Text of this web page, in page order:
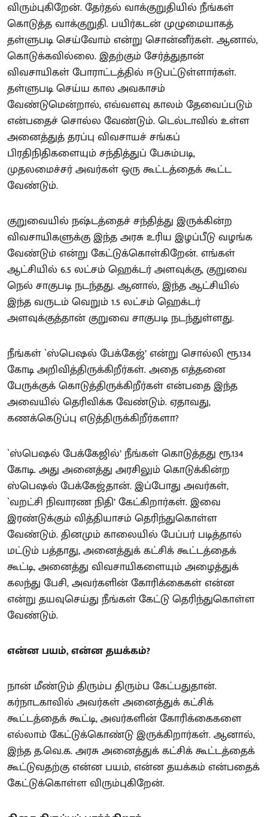
விரும்புகிறேன். தேர்தல் வாக்குறுதியில் நீங்கள்
கொடுத்த வாக்குறுதி. பயிர்கடன் முழுமையாகத்
தள்ளுபடி செய்வோம் என்று சொன்னீர்கள். ஆனால்,
கொடுக்கவில்லை. இதற்கும் சேர்த்துதான்
விவசாயிகள் போராட்டத்தில் ஈடுபட்டுள்ளார்கள்.
தள்ளுபடி செய்ய கால அவகாசம்
வேண்டுமென்றால், எவ்வளவு காலம் தேவைப்படும்
என்பதைச் சொல்ல வேண்டும். டெல்டாவில் உள்ள
அனைத்துத் தரப்பு விவசாயச் சங்கப்
பிரதிநிதிகளையும் சந்தித்துப் பேசும்படி,
முதலமைச்சர் அவர்கள் ஒரு கூட்டத்தைக் கூட்ட
வேண்டும்.
குறுவையில் நஷ்டத்தைச் சந்தித்து இருக்கின்ற
விவசாயிகளுக்கு இந்த அரசு உரிய இழப்பீடு வழங்க
வேண்டும் என்று கேட்டுக்கொள்கிறேன். எங்கள்
ஆட்சியில் 6.5 லட்சம் ஹெக்டர் அளவுக்கு, குறுவை
நெல் சாகுபடி நடந்தது. ஆனால், இந்த ஆட்சியில்
இந்த வருடம் வெறும் 1.5 லட்சம் ஹெக்டர்
அளவுக்குத்தான் குறுவை சாகுபடி நடந்துள்ளது.
நீங்கள் `ஸ்பெஷல் பேக்கேஜ்’ என்று சொல்லி ரூ.134
கோடி அறிவித்திருக்கிறீர்கள். அதை எத்தனை
பேருக்குக் கொடுத்திருக்கிறீர்கள் என்பதை இந்த
அவையில் தெரிவிக்க வேண்டும். ஏதாவது,
கணக்கெடுப்பு எடுத்திருக்கிறீர்களா?
`ஸ்பெஷல் பேக்கேஜில்’ நீங்கள் கொடுத்தது ரூ.134
கோடி. அது அனைத்து அரசிலும் கொடுக்கின்ற
ஸ்பெஷல் பேக்கேஜ்தான். இப்போது அவர்கள்,
`வறட்சி நிவாரண நிதி’ கேட்கிறார்கள். இவை
இரண்டுக்கும் வித்தியாசம் தெரிந்துகொள்ள
வேண்டும். தினமும் காலையில் பேப்பர் படித்தால்
மட்டும் பத்தாது, அனைத்துக் கட்சிக் கூட்டத்தைக்
கூட்டி, அனைத்து விவசாயிகளையும் அழைத்துக்
கலந்து பேசி, அவர்களின் கோரிக்கைகள் என்ன
என்று தயவுசெய்து நீங்கள் கேட்டு தெரிந்துகொள்ள
வேண்டும்.
என்ன பயம், என்ன தயக்கம்?
நான் மீண்டும் திரும்ப திரும்ப கேட்பதுதான்.
கர்நாடகாவில் அவர்கள் அனைத்துக் கட்சிக்
கூட்டத்தைக் கூட்டி, அவர்களின் கோரிக்கைகளை
எல்லாம் கேட்டுக்கொண்டு இருக்கிறார்கள். ஆனால்,
இந்த த.வெ.க. அரசு அனைத்துக் கட்சிக் கூட்டத்தைக்
கூட்டுவதற்கு என்ன பயம், என்ன தயக்கம் என்பதைக்
கேட்டுக்கொள்ள விரும்புகிறேன்.